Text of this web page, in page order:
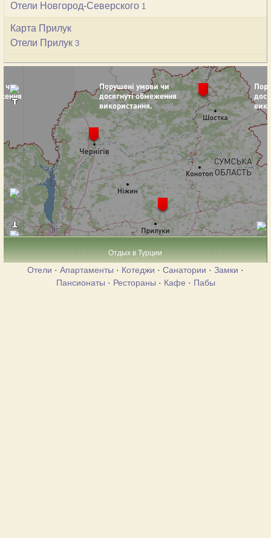
Отели Новгород-Северского 1
Карта Прилук
Отели Прилук 3
Отдых в Турции
Отели · Апартаменты · Котеджи · Санатории · Замки ·
Пансионаты · Рестораны · Кафе · Пабы